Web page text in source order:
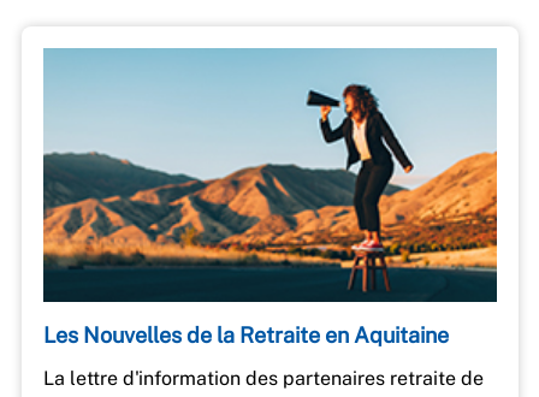
Les Nouvelles de la Retraite en Aquitaine
La lettre d'information des partenaires retraite de